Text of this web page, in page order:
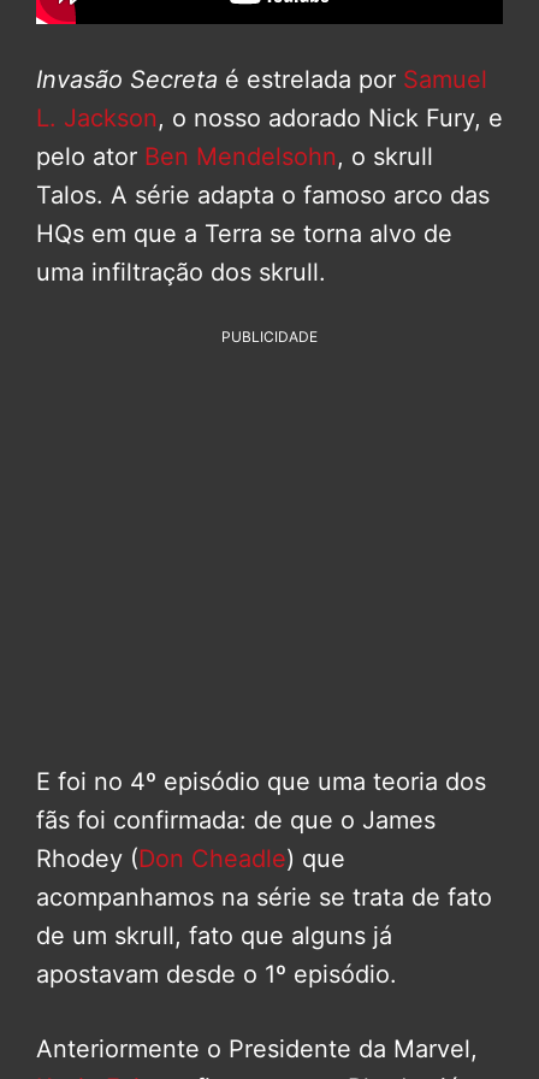
Invasão Secreta é estrelada por Samuel
L. Jackson, o nosso adorado Nick Fury, e
pelo ator Ben Mendelsohn, o skrull
Talos. A série adapta o famoso arco das
HQs em que a Terra se torna alvo de
uma infiltração dos skrull.
PUBLICIDADE
E foi no 4º episódio que uma teoria dos
fãs foi confirmada: de que o James
Rhodey (Don Cheadle) que
acompanhamos na série se trata de fato
de um skrull, fato que alguns já
apostavam desde o 1º episódio.
Anteriormente o Presidente da Marvel,